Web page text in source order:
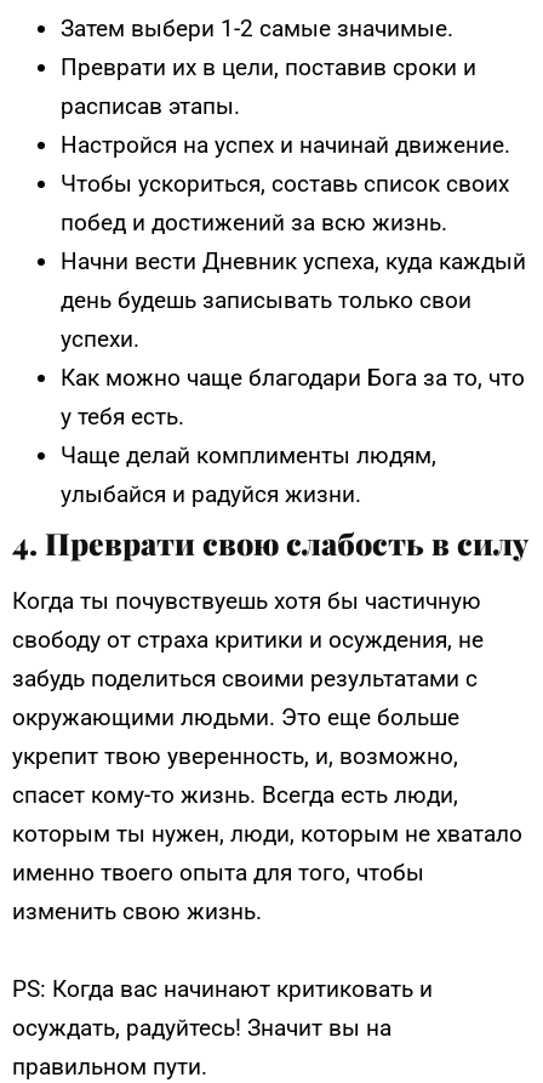
Затем выбери 1-2 самые значимые.
Преврати их в цели, поставив сроки и
расписав этапы.
Настройся на успех и начинай движение.
Чтобы ускориться, составь список своих
побед и достижений за всю жизнь.
Начни вести Дневник успеха, куда каждый
день будешь записывать только свои
успехи.
Как можно чаще благодари Бога за то, что
у тебя есть.
Чаще делай комплименты людям,
улыбайся и радуйся жизни.
4. Преврати свою слабость в силу
Когда ты почувствуешь хотя бы частичную
свободу от страха критики и осуждения, не
забудь поделиться своими результатами с
окружающими людьми. Это еще больше
укрепит твою уверенность, и, возможно,
спасет кому-то жизнь. Всегда есть люди,
которым ты нужен, люди, которым не хватало
именно твоего опыта для того, чтобы
изменить свою жизнь.
PS: Когда вас начинают критиковать и
осуждать, радуйтесь! Значит вы на
правильном пути.